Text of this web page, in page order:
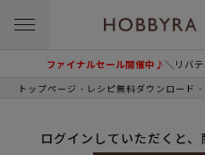
ファイナルセール開催中♪＼リバ
トップページ レシピ無料ダウンロード
ログインしていただくと、